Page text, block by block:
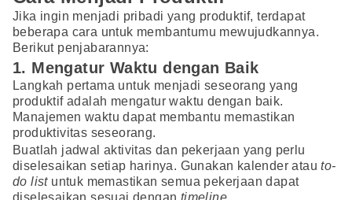
Jika ingin menjadi pribadi yang produktif, terdapat
beberapa cara untuk membantumu mewujudkannya.
Berikut penjabarannya:
1. Mengatur Waktu dengan Baik
Langkah pertama untuk menjadi seseorang yang
produktif adalah mengatur waktu dengan baik.
Manajemen waktu dapat membantu memastikan
produktivitas seseorang.
Buatlah jadwal aktivitas dan pekerjaan yang perlu
diselesaikan setiap harinya. Gunakan kalender atauto-
do listuntuk memastikan semua pekerjaan dapat